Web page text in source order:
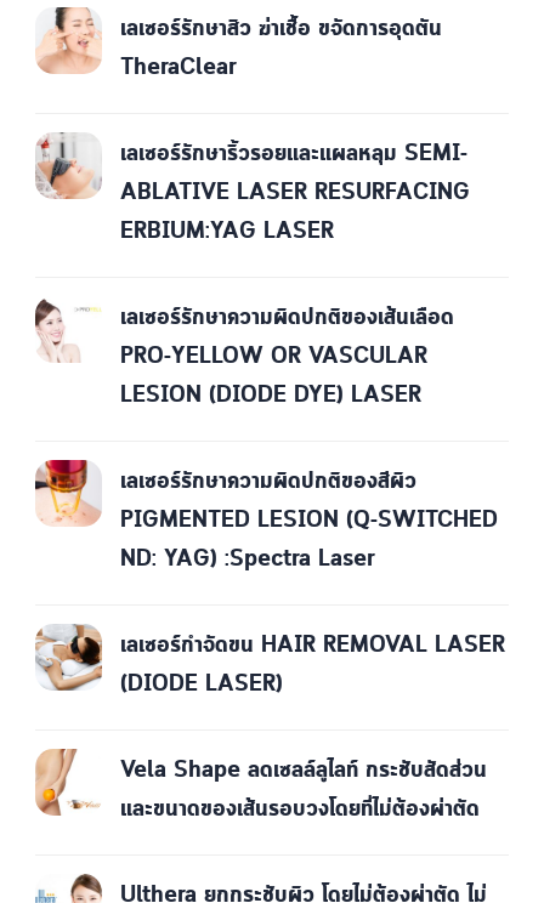
เลเซอร์รักษาสิว ฆ่าเชื้อ ขจัดการอุดตัน
TheraClear
เลเซอร์รักษาริ้วรอยและแผลหลุม SEMI-
ABLATIVE LASER RESURFACING
ERBIUM:YAG LASER
เลเซอร์รักษาความผิดปกติของเส้นเลือด
PRO-YELLOW OR VASCULAR
LESION (DIODE DYE) LASER
เลเซอร์รักษาความผิดปกติของสีผิว
PIGMENTED LESION (Q-SWITCHED
ND: YAG) :Spectra Laser
เลเซอร์กำจัดขน HAIR REMOVAL LASER
(DIODE LASER)
Vela Shape ลดเซลล์ลูไลท์ กระชับสัดส่วน
และขนาดของเส้นรอบวงโดยที่ไม่ต้องผ่าตัด
Ulthera ยกกระชับผิว โดยไม่ต้องผ่าตัด ไม่